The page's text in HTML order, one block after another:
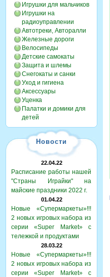
Игрушки для мальчиков
Игрушки на
радиоуправлении
Автотреки, Авторалли
Железные дороги
Велосипеды
Детские самокаты
Защита и шлемы
Снегокаты и санки
Уход и гигиена
Аксессуары
Уценка
Палатки и домики для
детей
Новости
22.04.22
Расписание работы нашей
"Страны Играйки" на
майские праздники 2022 г.
01.04.22
Новые «Супермаркеты»!!!
2 новых игровых набора из
серии «Super Market» с
тележкой и продуктами
28.03.22
Новые «Супермаркеты»!!!
2 новых игровых набора из
серии «Super Market» с